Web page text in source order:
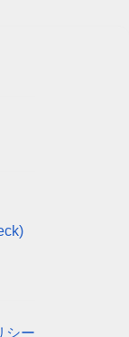
シー